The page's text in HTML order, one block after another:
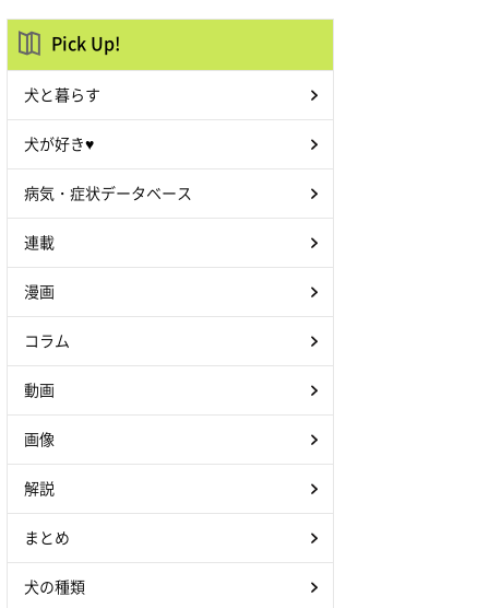
Pick Up!
犬と暮らす
犬が好き♥
病気・症状データベース
連載
漫画
コラム
動画
画像
解説
まとめ
犬の種類